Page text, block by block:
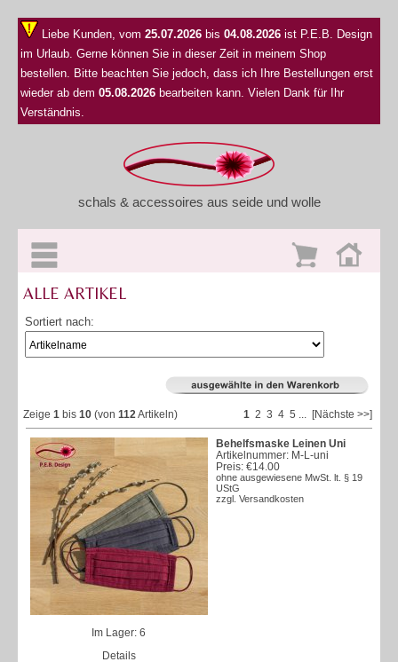
Liebe Kunden, vom 25.07.2026bis 04.08.2026ist P.E.B. Design
im Urlaub. Gerne können Sie in dieser Zeit in meinem Shop
bestellen. Bitte beachten Sie jedoch, dass ich Ihre Bestellungen erst
wieder ab dem 05.08.2026bearbeiten kann. Vielen Dank für Ihr
Verständnis.
schals & accessoires aus seide und wolle
ALLE ARTIKEL
Sortiert nach:
Zeige 1 bis 10(von 112 Artikeln) 1 2 3 4 5 [Nächste >>]
Im Lager: 6
Details
Behelfsmaske Leinen Uni
Artikelnummer: M-L-uni
Preis: €14.00
ohne ausgewiesene MwSt. lt. § 19
UStG
zzgl. Versandkosten